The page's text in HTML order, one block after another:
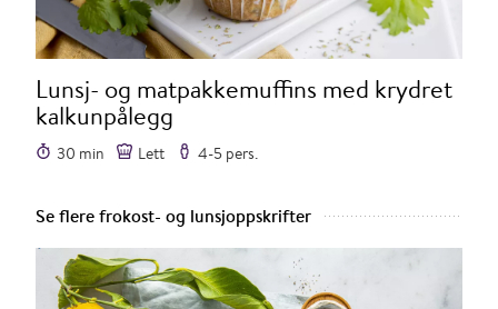
Lunsj- og matpakkemuffins med krydret
kalkunpålegg
30 min Lett 4-5 pers.
Se flere frokost- og lunsjoppskrifter